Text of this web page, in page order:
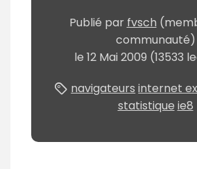
Publié par fvsch
communauté)
le 12 Mai 2009 (13533
navigateurs internet
statistique ie8